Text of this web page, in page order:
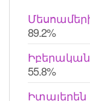
89.2%
Իբերական
55.8%
Իտալերեն